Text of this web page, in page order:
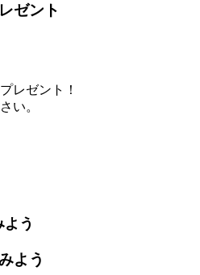
ゼント
レゼント！
い。
う
よう